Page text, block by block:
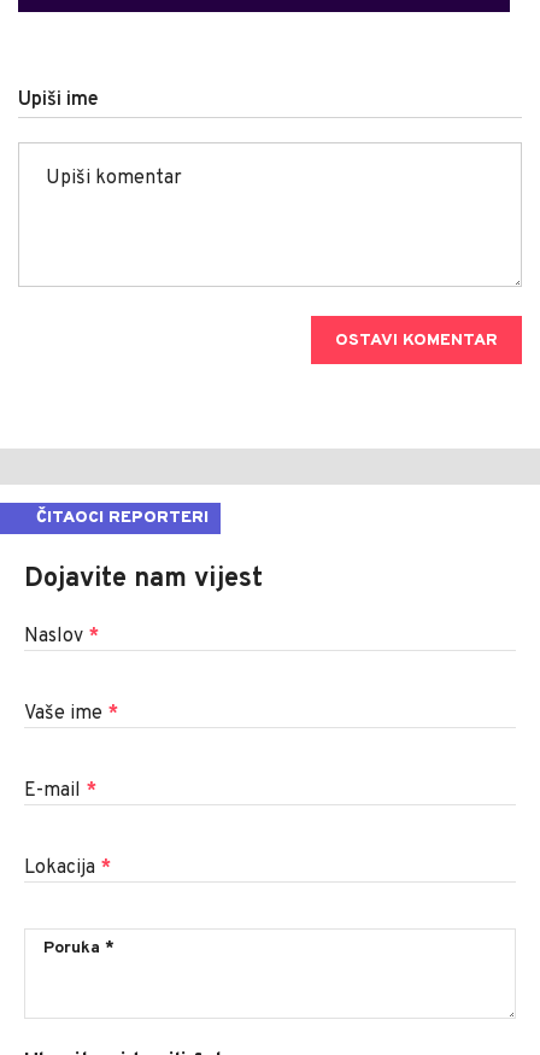
Upiši ime
OSTAVI KOMENTAR
ČITAOCI REPORTERI
Dojavite nam vijest
Naslov *
Vaše ime *
E-mail *
Lokacija *